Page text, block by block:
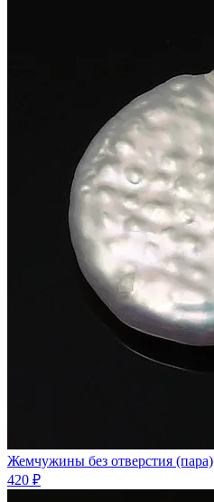
Жемчужины без отверстия (пара)
420 ₽